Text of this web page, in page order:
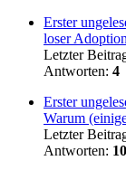
Erster
loser Adop­tion
Letzter
Antworten: 4
Erster
Warum
Letzter
Antworten: 10